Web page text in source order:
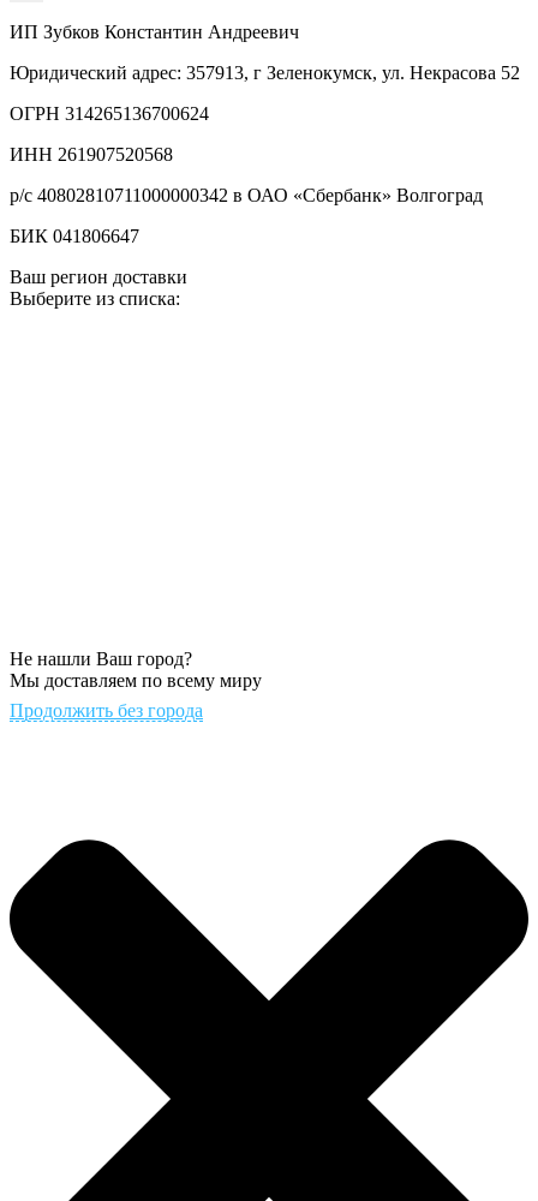
ИП Зубков Константин Андреевич
Юридический адрес: 357913, г Зеленокумск, ул. Некрасова 52
ОГРН 314265136700624
ИНН 261907520568
р/с 40802810711000000342 в ОАО «Сбербанк» Волгоград
БИК 041806647
Ваш регион доставки
Выберите из списка:
Не нашли Ваш город?
Мы доставляем по всему миру
Продолжить без города